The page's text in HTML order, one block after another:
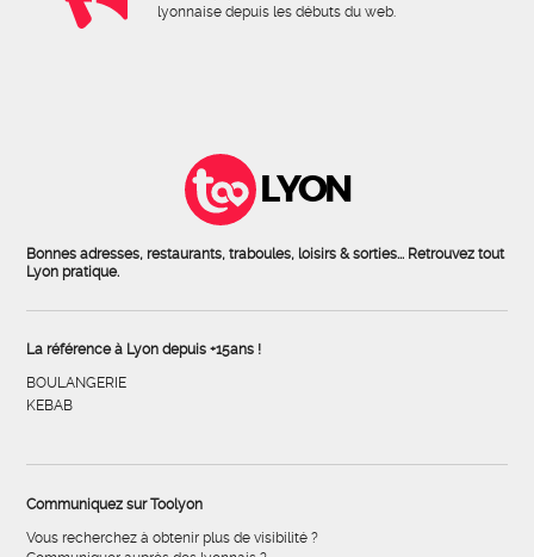
lyonnaise depuis les débuts du web.
LYON
Bonnes adresses, restaurants, traboules, loisirs & sorties... Retrouvez tout
Lyon pratique.
La référence à Lyon depuis +15ans !
BOULANGERIE
KEBAB
Communiquez sur Toolyon
Vous recherchez à obtenir plus de visibilité ?